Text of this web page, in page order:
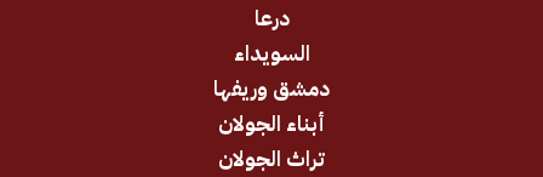
دمشق وريفها
أبناء الجولان
تراث الجولان